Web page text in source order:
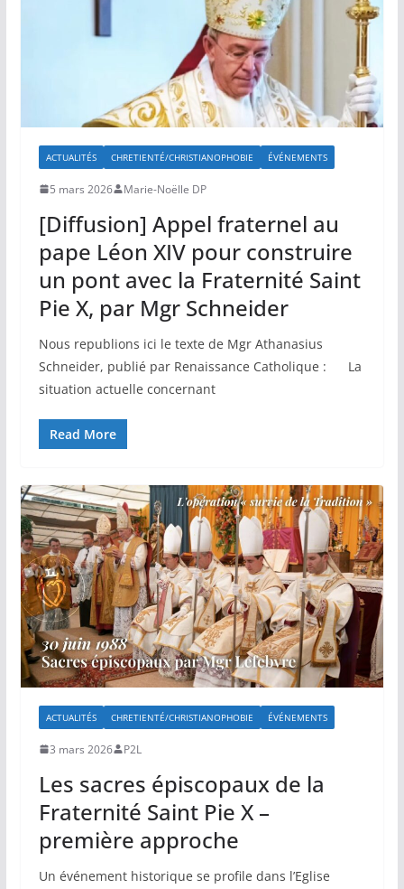
ACTUALITÉS CHRETIENTÉ/CHRISTIANOPHOBIE ÉVÉNEMENTS
5 mars 2026 Marie-Noëlle DP
[Diffusion] Appel fraternel au
pape Léon XIV pour construire
un pont avec la Fraternité Saint
Pie X, par Mgr Schneider
Nous republions ici le texte de Mgr Athanasius
Schneider, publié par Renaissance Catholique : La
situation actuelle concernant
Read More
ACTUALITÉS CHRETIENTÉ/CHRISTIANOPHOBIE ÉVÉNEMENTS
3 mars 2026 P2L
Les sacres épiscopaux de la
Fraternité Saint Pie X –
première approche
Un événement historique se profile dans l’Eglise